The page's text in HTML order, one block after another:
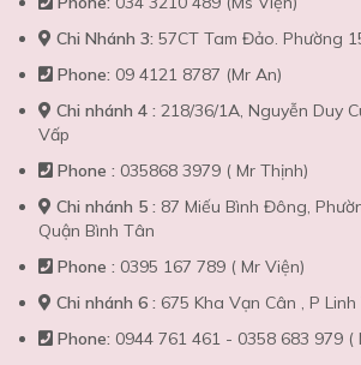
Chi Nhánh 3: 57CT Tam Đảo. Phường
Phone: 09 4121 8787 (Mr An)
Chi nhánh 4 : 218/36/1A, Nguyễn Duy
Vấp
Phone : 035868 3979 ( Mr Thịnh)
Chi nhánh 5 : 87 Miếu Bình Đông,
Quận Bình Tân
Phone : 0395 167 789 ( Mr Viện)
Chi nhánh 6 : 675 Kha Vạn Cân , P
Phone: 0944 761 461 - 0358 683 979 (